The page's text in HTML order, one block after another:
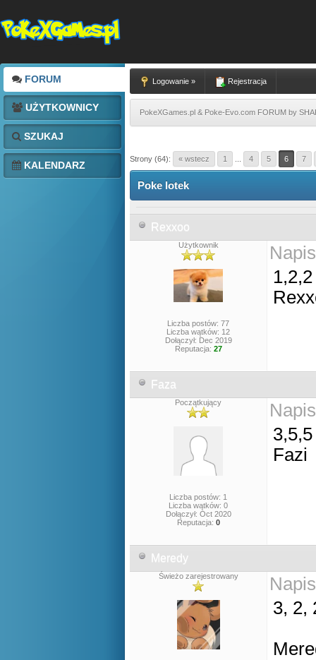
FORUM
UŻYTKOWNICY
SZUKAJ
KALENDARZ
Logowanie » Rejestracja
PokeXGames.pl & Poke-Evo.com FORUM by
Strony (64): « wstecz 1 4 5 6 7
Poke lotek
Rexxoo
Użytkownik
Liczba postów: 77
Liczba wątków: 12
Dołączył: Dec 2019
Reputacja: 27
1,2,2
Faza
Początkujący
Liczba postów: 1
Liczba wątków: 0
Dołączył: Oct 2020
Reputacja: 0
3,5,5
Fazi
Meredy
Świeżo zarejestrowany
3, 2,